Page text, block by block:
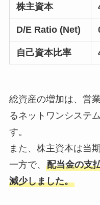
株主資本
D/E Ratio (Net)
自己資本比率
総資産の増加は、営
るネットワンシステ
す。
また、株主資本は当
一方で、 配当金の支
減少しました。